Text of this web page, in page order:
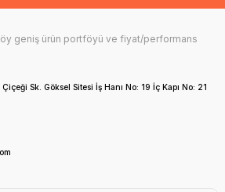
geniş ürün portföyü ve fiyat/performans
Sk. Göksel Sitesi İş Hanı No: 19 İç Kapı No: 21